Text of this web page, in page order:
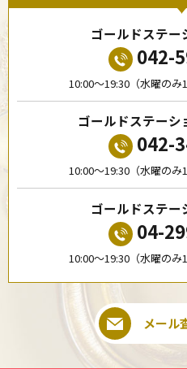
ゴールドステー
042-
10:00〜19:30（水曜の
ゴールドステー
042-
10:00〜19:30（水曜の
ゴールドステー
04-
10:00〜19:30（水曜の
メール